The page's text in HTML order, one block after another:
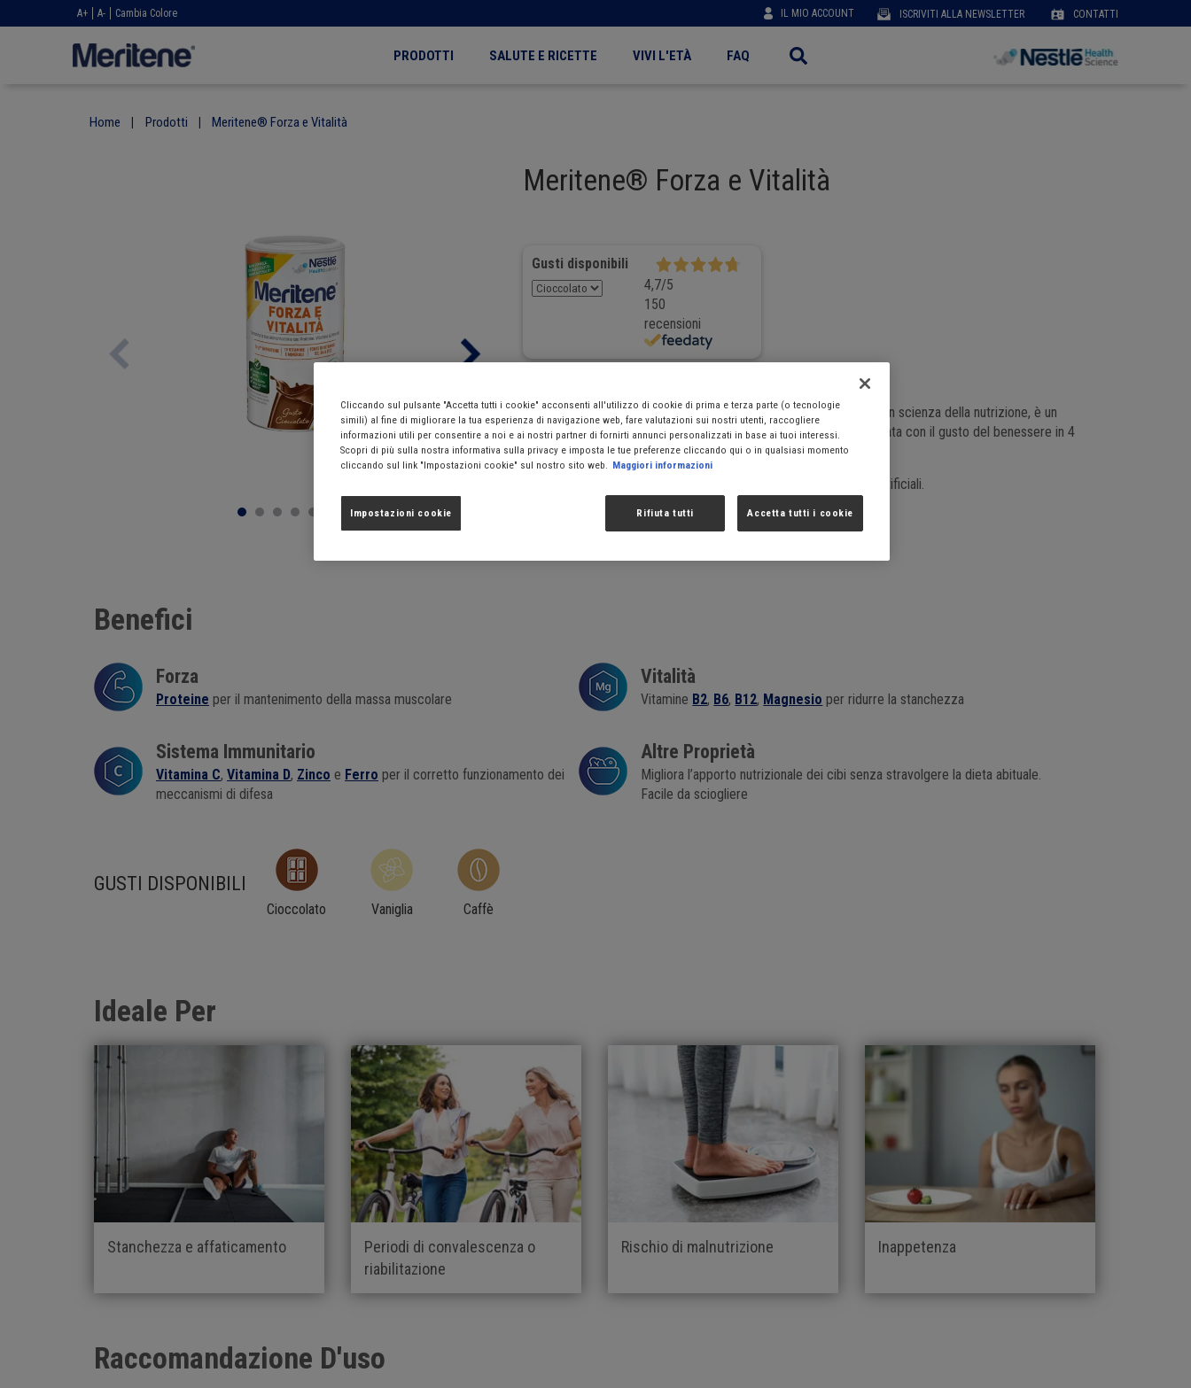
A+ A- Cambia Colore IL MIO ACCOUNT
User
account
ISCRIVITI ALLA NEWSLETTER CONTATTI
Main
PRODOTTI SALUTE E RICETTE VIVI L'ETÀ FAQ
Home Prodotti Meritene® Forza e Vitalità
Meritene® Forza e Vitalità
Gusti disponibili
4,7/5
150
recensioni
Meritene®Forza e vitalità , frutto di oltre 40 anni di esperienza in scienza della nutrizione, è un
alimento in polvere ideale per arricchire ogni momento della giornata con il gusto del benessere in 4
deliziose varianti.
Senza coloranti artificiali, senza zuccheri artificiali, senza aromi artificiali.
Benefici
Forza
Proteine per il mantenimento della massa muscolare
Vitalità
Vitamine B2, B6, B12, Magnesio per ridurre la stanchezza
Sistema Immunitario
Vitamina C, Vitamina D, Zinco e Ferro per il corretto funzionamento dei
meccanismi di difesa
Altre Proprietà
Migliora l’apporto nutrizionale dei cibi senza stravolgere la dieta abituale.
Facile da sciogliere
GUSTI DISPONIBILI
Cioccolato Vaniglia Caffè
Ideale Per
Stanchezza e affaticamento
Periodi di convalescenza o
riabilitazione
Rischio di malnutrizione Inappetenza
Raccomandazione D'uso
Cliccando sul pulsante "Accetta tutti i cookie" acconsenti all'utilizzo di cookie di prima e terza parte (o tecnologie
simili) al fine di migliorare la tua esperienza di navigazione web, fare valutazioni sui nostri utenti, raccogliere
informazioni utili per consentire a noi e ai nostri partner di fornirti annunci personalizzati in base ai tuoi interessi.
Scopri di più sulla nostra informativa sulla privacy e imposta le tue preferenze cliccando qui o in qualsiasi momento
cliccando sul link "Impostazioni cookie" sul nostro sito web.
Maggiori informazioni
Impostazioni cookie Rifiuta tutti Accetta tutti i cookie